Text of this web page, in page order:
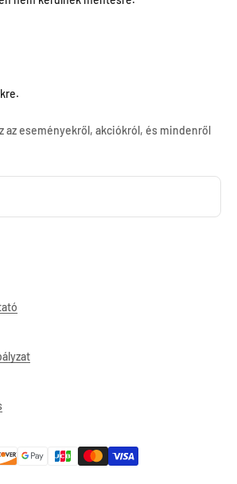
az eseményekről, akciókról, és mindenről